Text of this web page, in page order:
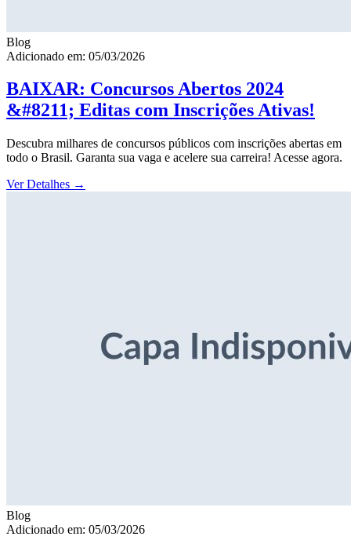
Blog
Adicionado em: 05/03/2026
BAIXAR: Concursos Abertos 2024
&#8211; Editas com Inscrições Ativas!
Descubra milhares de concursos públicos com inscrições abertas em
todo o Brasil. Garanta sua vaga e acelere sua carreira! Acesse agora.
Ver Detalhes →
Blog
Adicionado em: 05/03/2026